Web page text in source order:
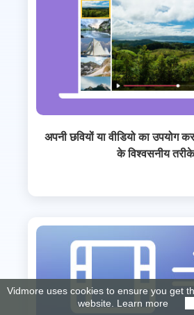
अपनी छवियों या वीडियो का उपयोग
के विश्वसनीय तरीके
Vidmore uses cookies to ensure you get
website. Learn more